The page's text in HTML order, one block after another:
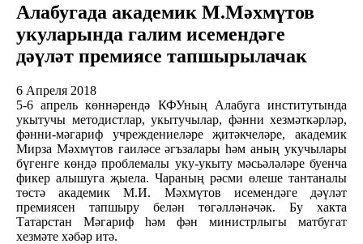
Алабугада академик М.Мәхмүтов
укуларында галим исемендәге
дәүләт премиясе тапшырылачак
6 Апреля 2018
5-6 апрель көннәрендә КФУның Алабуга институтында
укытучы методистлар, укытучылар, фәнни хезмәткәрләр,
фәнни-мәгариф учреждениеләре җитәкчеләре, академик
Мирза Мәхмүтов гаиләсе әгъзалары һәм аның укучылары
бүгенге көндә проблемалы уку-укыту мәсьәләләре буенча
фикер алышуга җыела. Чараның рәсми өлеше тантаналы
төстә академик М.И. Мәхмүтов исемендәге дәүләт
премиясен тапшыру белән төгәлләнәчәк. Бу хакта
Татарстан Мәгариф һәм фән министрлыгы матбугат
хезмәте хәбәр итә.